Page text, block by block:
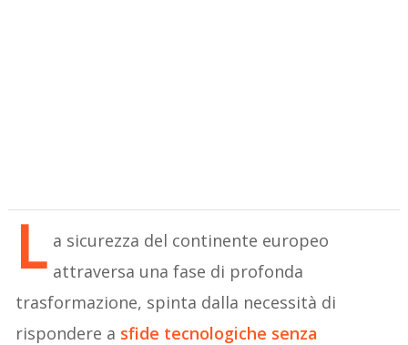
L a sicurezza del continente europeo
attraversa una fase di profonda
trasformazione, spinta dalla necessità di
rispondere a sfide tecnologiche senza